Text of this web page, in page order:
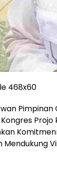
Pimpinan
Kongres
Mendukung